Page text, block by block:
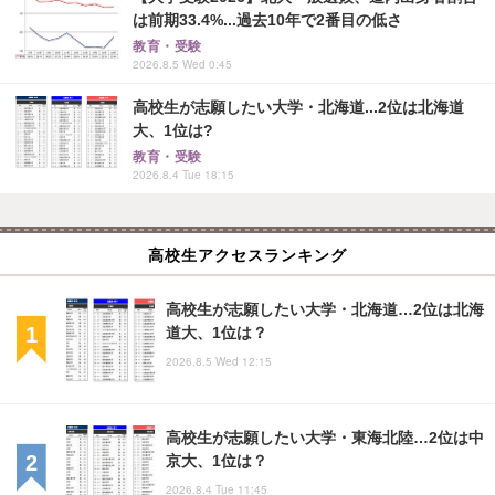
は前期33.4%...過去10年で2番目の低さ
教育・受験
2026.8.5 Wed 0:45
高校生が志願したい大学・北海道...2位は北海道
大、1位は?
教育・受験
2026.8.4 Tue 18:15
高校生アクセスランキング
高校生が志願したい大学・北海道…2位は北海
道大、1位は？
2026.8.5 Wed 12:15
高校生が志願したい大学・東海北陸…2位は中
京大、1位は？
2026.8.4 Tue 11:45